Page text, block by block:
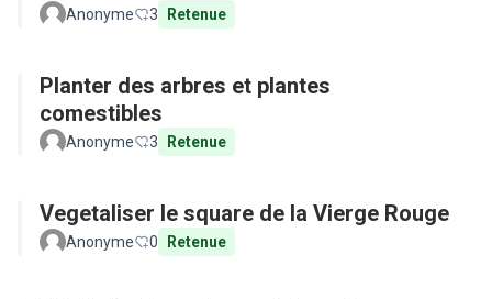
Anonyme 3 Retenue
Planter des arbres et plantes
comestibles
Anonyme 3 Retenue
Vegetaliser le square de la Vierge Rouge
Anonyme 0 Retenue